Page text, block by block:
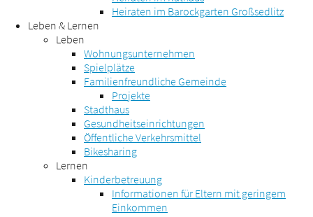
Heiraten im Barockgarten Großsedlitz
Leben & Lernen
Leben
Wohnungsunternehmen
Spielplätze
Familienfreundliche Gemeinde
Projekte
Stadthaus
Gesundheitseinrichtungen
Öffentliche Verkehrsmittel
Bikesharing
Lernen
Kinderbetreuung
Informationen für Eltern mit geringem
Einkommen